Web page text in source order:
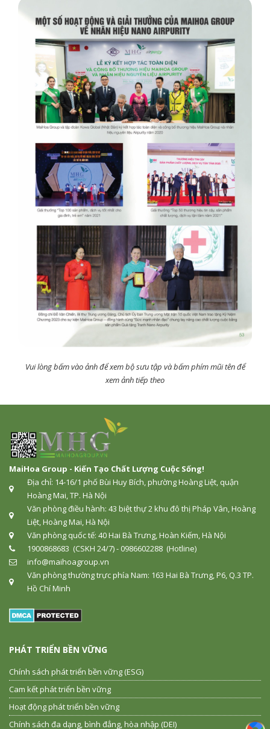
Vui lòng bấm vào ảnh để xem bộ sưu tập và bấm phím mũi tên để
xem ảnh tiếp theo
MaiHoa Group - Kiến Tạo Chất Lượng Cuộc Sống!
Địa chỉ: 14-16/1 phố Bùi Huy Bích, phường Hoàng Liệt, quận
Hoàng Mai, TP. Hà Nội
Văn phòng điều hành: 43 biệt thự 2 khu đô thị Pháp Vân, Hoàng
Liệt, Hoàng Mai, Hà Nội
Văn phòng quốc tế: 40 Hai Bà Trưng, Hoàn Kiếm, Hà Nội
1900868683 (CSKH 24/7) - 0986602288 (Hotline)
info@maihoagroup.vn
Văn phòng thường trực phía Nam: 163 Hai Bà Trưng, P6, Q.3 TP.
Hồ Chí Minh
PHÁT TRIỂN BỀN VỮNG
Chính sách phát triển bền vững (ESG)
Cam kết phát triển bền vững
Hoạt động phát triển bền vững
Chính sách đa dạng, bình đẳng, hòa nhập (DEI)